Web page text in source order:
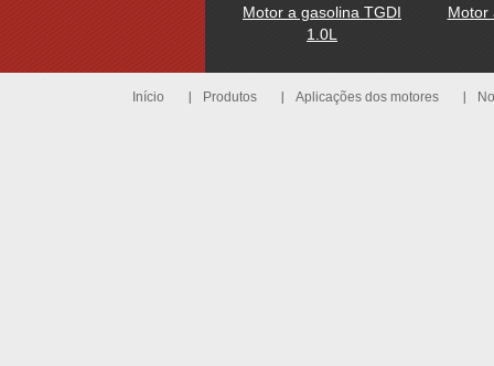
Motor a gasolina TGDI
1.0L
Motor
Início Produtos Aplicações dos motores